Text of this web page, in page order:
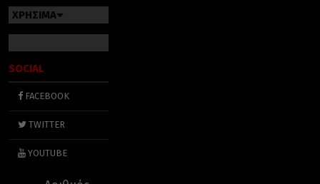
ΧΡΗΣΙΜΑ
SOCIAL
FACEBOOK
TWITTER
YOUTUBE